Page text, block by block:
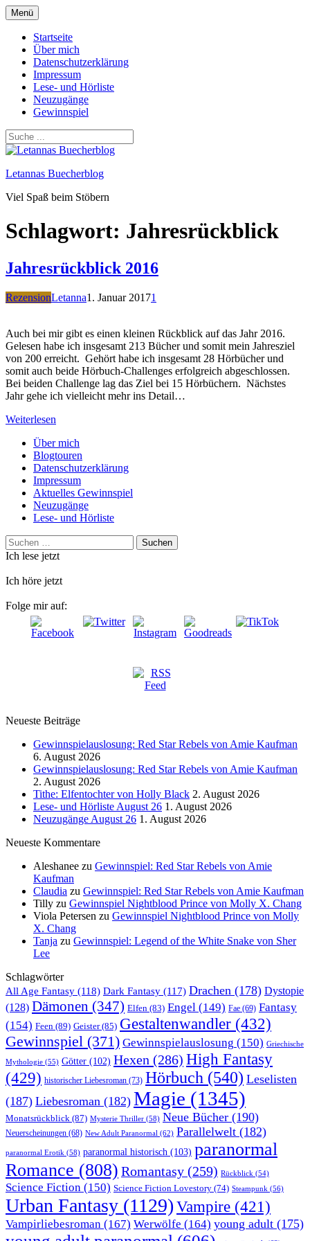
Zum
Inhalt
springen
Menü
Startseite
Über mich
Datenschutzerklärung
Impressum
Lese- und Hörliste
Neuzugänge
Gewinnspiel
Letannas Buecherblog
Viel Spaß beim Stöbern
Schlagwort: Jahresrückblick
Jahresrückblick 2016
RezensionLetanna1. Januar 20171
Auch bei mir gibt es einen kleinen Rückblick auf das Jahr 2016.
Gelesen habe ich insgesamt 213 Bücher und somit mein Jahresziel
von 200 erreicht. Gehört habe ich insgesamt 28 Hörbücher und
somit auch beide Hörbuch-Challenges erfolgreich abgeschlossen.
Bei beiden Challenge lag das Ziel bei 15 Hörbüchern. Nächstes
Jahr gehe ich vielleicht mehr ins Detail…
Weiterlesen
Über mich
Blogtouren
Datenschutzerklärung
Impressum
Aktuelles Gewinnspiel
Neuzugänge
Lese- und Hörliste
Suchen
nach:
Ich lese jetzt
Ich höre jetzt
Folge mir auf:
Neueste Beiträge
Gewinnspielauslosung: Red Star Rebels von Amie Kaufman
6. August 2026
Gewinnspielauslosung: Red Star Rebels von Amie Kaufman
2. August 2026
Tithe: Elfentochter von Holly Black 2. August 2026
Lese- und Hörliste August 26 1. August 2026
Neuzugänge August 26 1. August 2026
Neueste Kommentare
Aleshanee zu Gewinnspiel: Red Star Rebels von Amie
Kaufman
Claudia zu Gewinnspiel: Red Star Rebels von Amie Kaufman
Tilly zu Gewinnspiel Nightblood Prince von Molly X. Chang
Viola Petersen zu Gewinnspiel Nightblood Prince von Molly
X. Chang
Tanja zu Gewinnspiel: Legend of the White Snake von Sher
Lee
Schlagwörter
All Age Fantasy (118) Dark Fantasy (117) Drachen (178) Dystopie
(128) Dämonen (347) Elfen (83) Engel (149) Fae (69) Fantasy
(154) Feen (89) Geister(85) Gestaltenwandler (432)
Gewinnspiel (371) Gewinnspielauslosung (150) Griechische
Mythologie (55) Götter (102) Hexen (286) High Fantasy
(429) historischer Liebesroman (73) Hörbuch (540) Leselisten
(187) Liebesroman (182) Magie (1345)
Monatsrückblick (87) Mysterie Thriller (58) Neue Bücher (190)
Neuerscheinungen (68) New Adult Paranormal (62) Parallelwelt (182)
paranormal Erotik (58) paranormal historisch (103) paranormal
Romance (808) Romantasy (259) Rückblick (54)
Science Fiction (150) Science Fiction Lovestory (74) Steampunk (56)
Urban Fantasy (1129) Vampire (421)
Vampirliebesroman (167) Werwölfe (164) young adult (175)